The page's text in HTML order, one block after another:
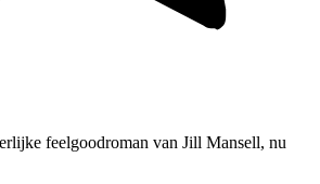
feelgoodroman van Jill Mansell, nu